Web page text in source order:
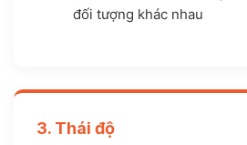
đối tượng khác nhau
3. Thái độ